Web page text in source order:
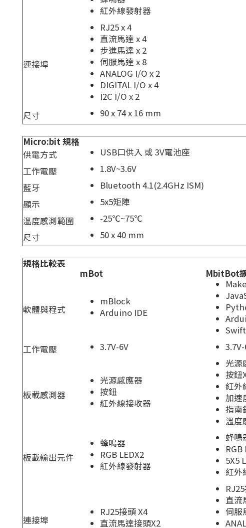
紅外線發射器
連接埠
RJ25 x 4
直流馬達 x 4
步進馬達 x 2
伺服馬達 x 8
ANALOG I/O x 2
DIGITAL I/O x 4
I2C I/O x 2
尺寸
90 x 74 x 16 mm
Micro:bit 規格
供電方式
USB口供入 或 3V電池座
工作電壓
1.8V~3.6V
藍牙
Bluetooth 4.1(2.4GHz ISM)
顯示
5x5矩陣
溫度感測範圍
-25℃~75℃
尺寸
50 x 40 mm
規格比較表
mBot
MbitBot
軟體與程式
mBlock
Arduino IDE
Swift
工作電壓
3.7V-6V
板載感測器
光源感應器
按鈕
紅外線接收器
光源
按鈕
紅外
加速
指南
溫度
板載輸出元件
蜂鳴器
RGB LEDX2
紅外線發射器
蜂鳴
RGB
5X5
紅外
連接埠
RJ25接頭 X4
直流馬達接頭X2
直流
伺服